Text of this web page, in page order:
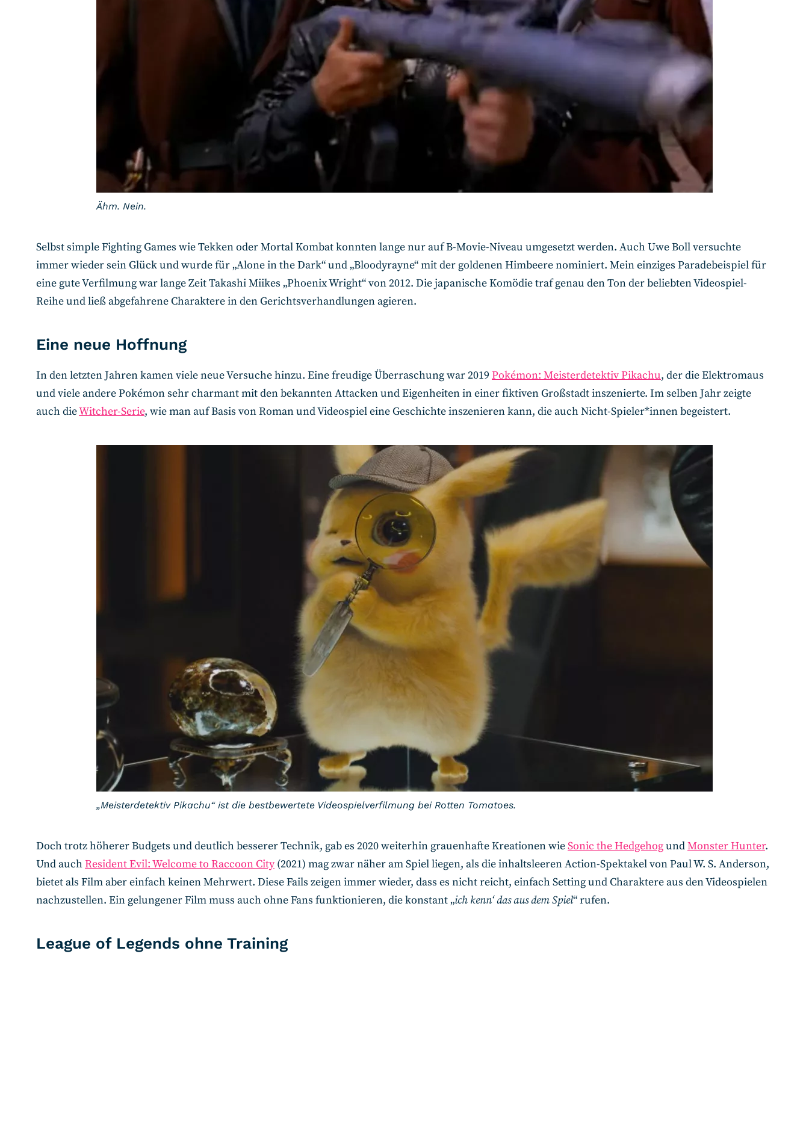
Ähm. Nein.
Selbst simple Fighting Games wie Tekken oder Mortal Kombat konnten lange nur auf B-Movie-Niveau umgesetzt werden. Auch Uwe Boll versuchte
immer wieder sein Glück und wurde für „Alone in the Dark“ und „Bloodyrayne“ mit der goldenen Himbeere nominiert. Mein einziges Paradebeispiel für
eine gute Verfilmung war lange Zeit Takashi Miikes „Phoenix Wright“ von 2012. Die japanische Komödie traf genau den Ton der beliebten Videospiel-
Reihe und ließ abgefahrene Charaktere in den Gerichtsverhandlungen agieren.
Eine neue Hoffnung
In den letzten Jahren kamen viele neue Versuche hinzu. Eine freudige Überraschung war 2019 Pokémon: Meisterdetektiv Pikachu, der die Elektromaus
und viele andere Pokémon sehr charmant mit den bekannten Attacken und Eigenheiten in einer fiktiven Großstadt inszenierte. Im selben Jahr zeigte
auch dieWitcher-Serie, wie man auf Basis von Roman und Videospiel eine Geschichte inszenieren kann, die auch Nicht-Spieler*innen begeistert.
„Meisterdetektiv Pikachu“ ist die bestbewertete Videospielverfilmung bei Rotten Tomatoes.
Doch trotz höherer Budgets und deutlich besserer Technik, gab es 2020 weiterhin grauenhafte Kreationen wieSonic the HedgehogundMonster Hunter.
Und auchResident Evil: Welcome to Raccoon City(2021) mag zwar näher am Spiel liegen, als die inhaltsleeren Action-Spektakel von Paul W. S. Anderson,
bietet als Film aber einfach keinen Mehrwert. Diese Fails zeigen immer wieder, dass es nicht reicht, einfach Setting und Charaktere aus den Videospielen
nachzustellen. Ein gelungener Film muss auch ohne Fans funktionieren, die konstant „ich kenn‘ das aus dem Spiel“ rufen.
League of Legends ohne Training